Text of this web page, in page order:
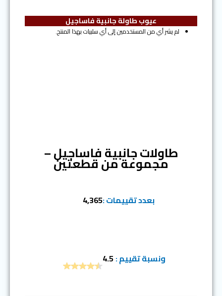
عيوب طاولة جانبية فاساجيل
لم يشر أي من المستخدمين إلى أي سلبيات بهذا المنتج.
طاولات جانبية فاساجيل –
مجموعة من قطعتين
بعدد تقييمات :4,365
ونسبة تقييم :4.5